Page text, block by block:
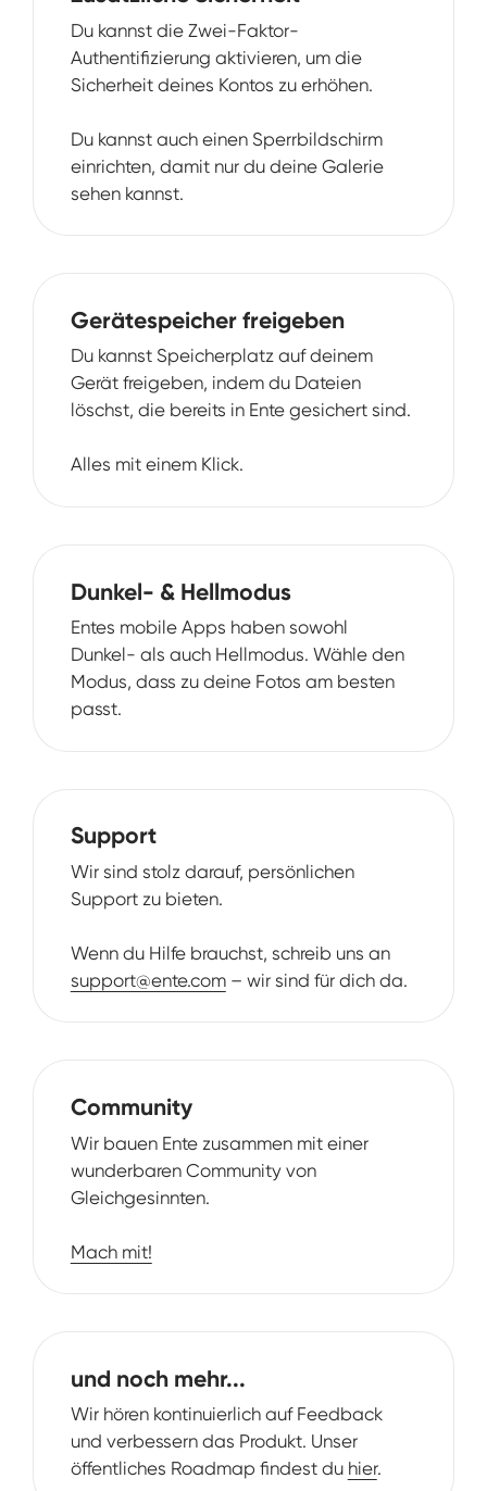
Du kannst die Zwei-Faktor-
Authentifizierung aktivieren, um die
Sicherheit deines Kontos zu erhöhen.
Du kannst auch einen Sperrbildschirm
einrichten, damit nur du deine Galerie
sehen kannst.
Gerätespeicher freigeben
Du kannst Speicherplatz auf deinem
Gerät freigeben, indem du Dateien
löschst, die bereits in Ente gesichert sind.
Alles mit einem Klick.
Dunkel- & Hellmodus
Entes mobile Apps haben sowohl
Dunkel- als auch Hellmodus. Wähle den
Modus, dass zu deine Fotos am besten
passt.
Support
Wir sind stolz darauf, persönlichen
Support zu bieten.
Wenn du Hilfe brauchst, schreib uns an
support@ente.com– wir sind für dich da.
Community
Wir bauen Ente zusammen mit einer
wunderbaren Community von
Gleichgesinnten.
Mach mit!
und noch mehr...
Wir hören kontinuierlich auf Feedback
und verbessern das Produkt. Unser
öffentliches Roadmap findest du hier.